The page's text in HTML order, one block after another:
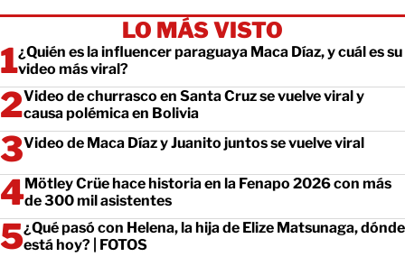
LO MÁS VISTO
¿Quién es la influencer paraguaya Maca Díaz, y cuál es su
video más viral?
Video de churrasco en Santa Cruz se vuelve viral y
causa polémica en Bolivia
Video de Maca Díaz y Juanito juntos se vuelve viral
Mötley Crüe hace historia en la Fenapo 2026 con más
de 300 mil asistentes
¿Qué pasó con Helena, la hija de Elize Matsunaga, dónde
está hoy? | FOTOS